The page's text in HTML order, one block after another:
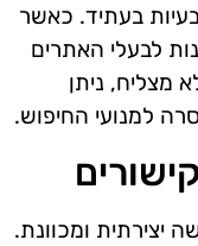
בעיות בעתיד. כאשר
לבעלי האתרים
מצליח, ניתן
למנועי החיפוש.
יצירתית ומכוונת.